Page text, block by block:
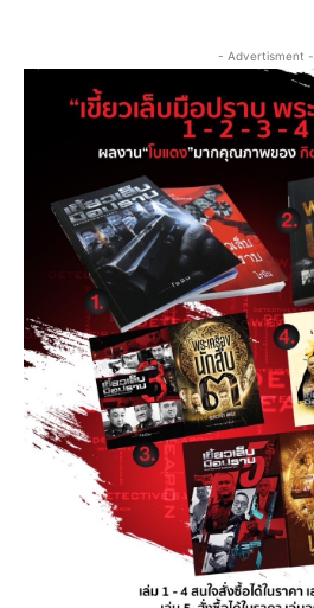
- Advertisment -